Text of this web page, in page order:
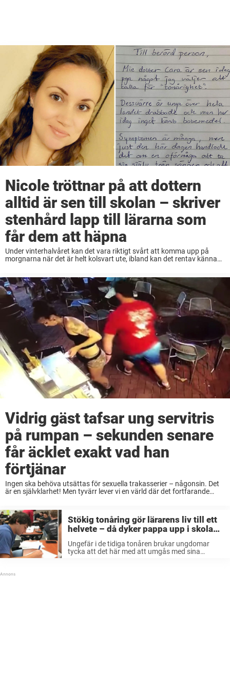
Nicole tröttnar på att dottern
alltid är sen till skolan – skriver
stenhård lapp till lärarna som
får dem att häpna
Under vinterhalvåret kan det vara riktigt svårt att komma upp på
morgnarna när det är helt kolsvart ute, ibland kan det rentav kännas
Vidrig gäst tafsar ung servitris
på rumpan – sekunden senare
får äcklet exakt vad han
förtjänar
Ingen ska behöva utsättas för sexuella trakasserier – någonsin. Det
är en självklarhet! Men tyvärr lever vi en värld där det fortfarande
Stökig tonåring gör lärarens liv till ett
helvete – då dyker pappa upp i skolan
och lär slyngeln en läxa
Ungefär i de tidiga tonåren brukar ungdomar
tycka att det här med att umgås med sina